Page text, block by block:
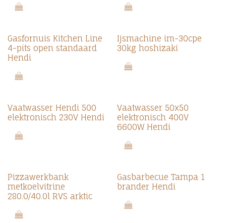
Gasfornuis Kitchen Line
4-pits open standaard
Hendi
Ijsmachine im-30cpe
30kg hoshizaki
Vaatwasser Hendi 500
elektronisch 230V Hendi
Vaatwasser 50x50
elektronisch 400V
6600W Hendi
Pizzawerkbank
metkoelvitrine
280.0/40.0l RVS arktic
Gasbarbecue Tampa 1
brander Hendi